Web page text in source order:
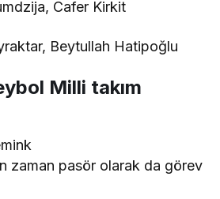
Cafer Kirkit
Beytullah Hatipoğlu
Milli takım
zaman pasör olarak da görev